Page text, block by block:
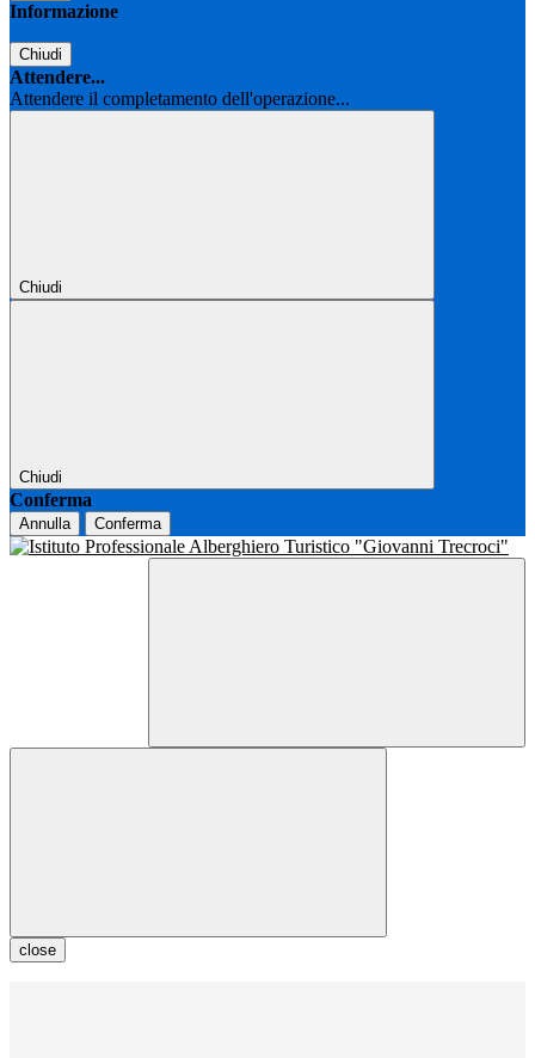
Informazione
Chiudi
Attendere...
Attendere il completamento dell'operazione...
Chiudi
Chiudi
Conferma
Annulla Conferma
close